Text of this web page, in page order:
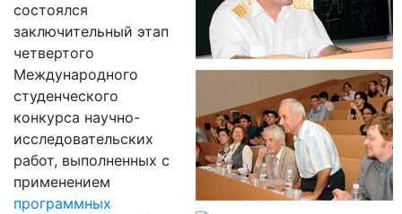
состоялся
заключительный этап
четвертого
Международного
студенческого
конкурса научно-
исследовательских
работ, выполненных с
применением
программных